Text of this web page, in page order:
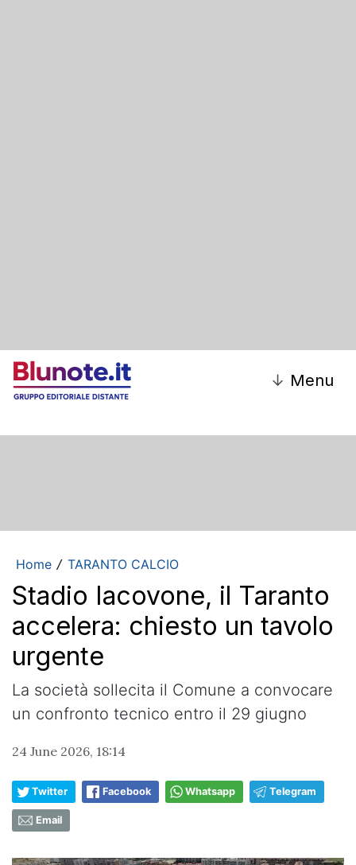
↓ Menu
Home / TARANTO CALCIO
Stadio Iacovone, il Taranto
accelera: chiesto un tavolo
urgente
La società sollecita il Comune a convocare
un confronto tecnico entro il 29 giugno
24 June 2026, 18:14
Twitter Facebook Whatsapp Telegram
Email